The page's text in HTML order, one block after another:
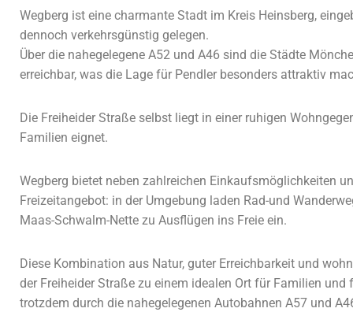
Wegberg ist eine charmante Stadt im Kreis Heinsberg,
dennoch verkehrsgünstig gelegen.
Über die nahegelegene A52 und A46 sind die Städte
erreichbar, was die Lage für Pendler besonders attraktiv
Die Freiheider Straße selbst liegt in einer ruhigen
Familien eignet.
Wegberg bietet neben zahlreichen Einkaufsmöglichkeiten
Freizeitangebot: in der Umgebung laden Rad-und
Maas-Schwalm-Nette zu Ausflügen ins Freie ein.
Diese Kombination aus Natur, guter Erreichbarkeit und
der Freiheider Straße zu einem idealen Ort für Familien
trotzdem durch die nahegelegenen Autobahnen A57 und